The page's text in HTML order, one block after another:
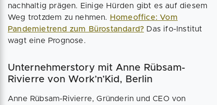
nachhaltig prägen. Einige Hürden gibt es auf diesem
Weg trotzdem zu nehmen. Homeoffice: Vom
Pandemietrend zum Bürostandard? Das ifo-Institut
wagt eine Prognose.
Unternehmerstory mit Anne Rübsam-
Rivierre von Work’n’Kid, Berlin
Anne Rübsam-Rivierre, Gründerin und CEO von